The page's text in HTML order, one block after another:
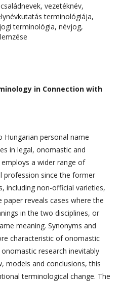
vezetéknév,
terminológiája,
terminológia, névjog,
in Connection with
personal name
in legal, onomastic and
a wider range of
profession since the former
including non-official varieties,
reveals cases where the
in the two disciplines, or
meaning. Synonyms and
characteristic of onomastic
research inevitably
models and conclusions, this
terminological change. The